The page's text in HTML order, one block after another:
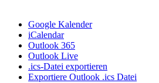
Google Kalender
iCalendar
Outlook 365
Outlook Live
.ics-Datei exportieren
Exportiere Outlook .ics Datei